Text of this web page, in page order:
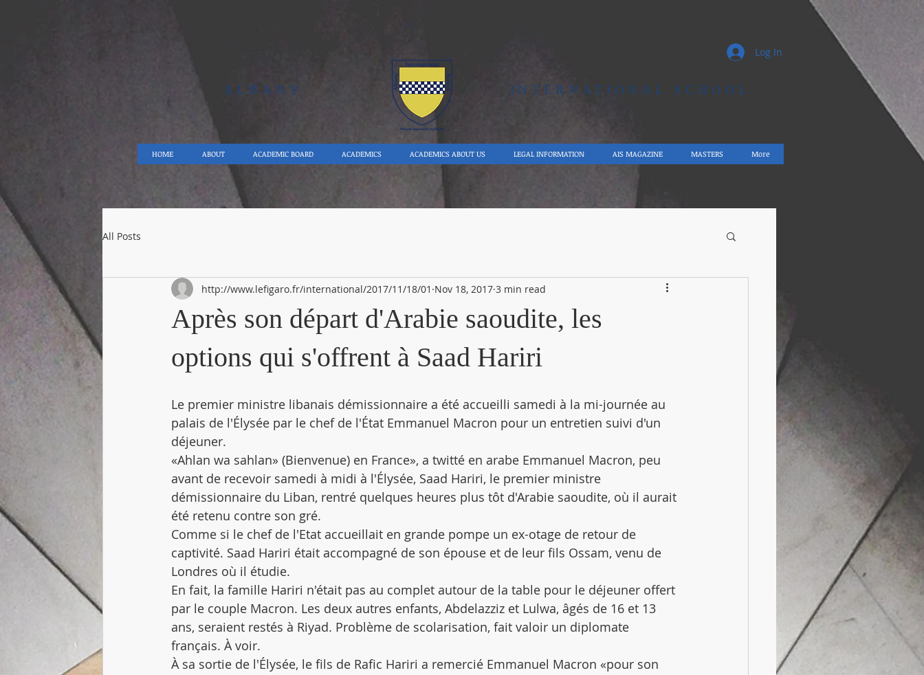
ALBANY INTERNATIONAL SCHOOL
HOME ABOUT ACADEMIC BOARD ACADEMICS ACADEMICS ABOUT US LEGAL INFORMATION AIS MAGAZINE MASTERS More
Log In
All Posts
Après son départ d'Arabie saoudite, les
options qui s'offrent à Saad Hariri
http://www.lefigaro.fr/international/2017/11/18/01 Nov 18, 2017 3 min read
Le premier ministre libanais démissionnaire a été accueilli samedi à la mi-journée au
palais de l'Élysée par le chef de l'État Emmanuel Macron pour un entretien suivi d'un
déjeuner.
«Ahlan wa sahlan» (Bienvenue) en France», a twitté en arabe Emmanuel Macron, peu
avant de recevoir samedi à midi à l'Élysée, Saad Hariri, le premier ministre
démissionnaire du Liban, rentré quelques heures plus tôt d'Arabie saoudite, où il aurait
été retenu contre son gré.
Comme si le chef de l'Etat accueillait en grande pompe un ex-otage de retour de
captivité. Saad Hariri était accompagné de son épouse et de leur fils Ossam, venu de
Londres où il étudie.
En fait, la famille Hariri n'était pas au complet autour de la table pour le déjeuner offert
par le couple Macron. Les deux autres enfants, Abdelazziz et Lulwa, âgés de 16 et 13
ans, seraient restés à Riyad. Problème de scolarisation, fait valoir un diplomate
français. À voir.
À sa sortie de l'Élysée, le fils de Rafic Hariri a remercié Emmanuel Macron «pour son